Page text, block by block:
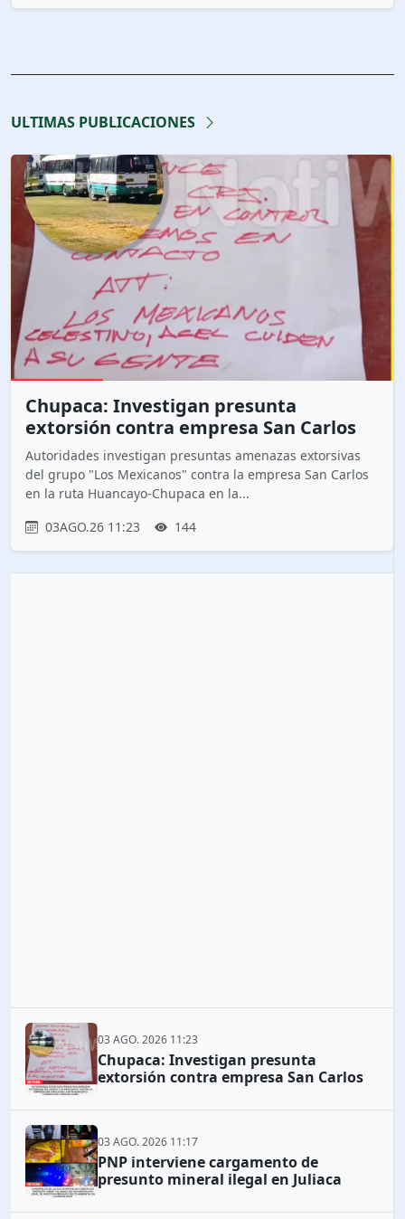
ULTIMAS PUBLICACIONES
Chupaca: Investigan presunta
extorsión contra empresa San Carlos
Autoridades investigan presuntas amenazas extorsivas
del grupo "Los Mexicanos" contra la empresa San Carlos
en la ruta Huancayo-Chupaca en la...
03AGO.26 11:23
144
03 AGO. 2026 11:23
Chupaca: Investigan presunta
extorsión contra empresa San Carlos
03 AGO. 2026 11:17
PNP interviene cargamento de
presunto mineral ilegal en Juliaca